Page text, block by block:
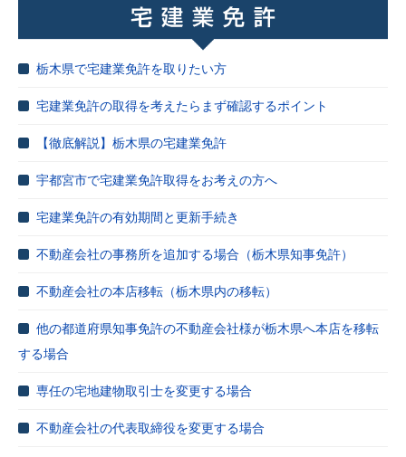
栃木県で宅建業免許を取りたい方
宅建業免許の取得を考えたらまず確認するポイント
【徹底解説】栃木県の宅建業免許
宇都宮市で宅建業免許取得をお考えの方へ
宅建業免許の有効期間と更新手続き
不動産会社の事務所を追加する場合（栃木県知事免許）
不動産会社の本店移転（栃木県内の移転）
他の都道府県知事免許の不動産会社様が栃木県へ本店を移転
する場合
専任の宅地建物取引士を変更する場合
不動産会社の代表取締役を変更する場合